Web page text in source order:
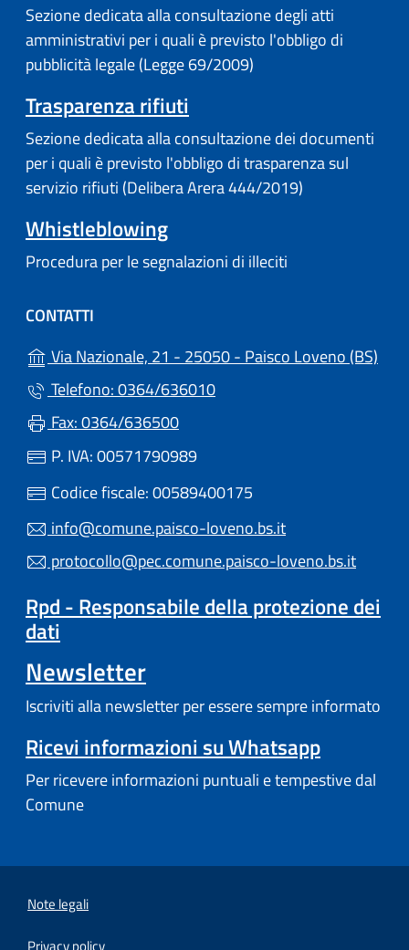
Sezione dedicata alla consultazione degli atti
amministrativi per i quali è previsto l'obbligo di
pubblicità legale (Legge 69/2009)
Trasparenza rifiuti
Sezione dedicata alla consultazione dei documenti
per i quali è previsto l'obbligo di trasparenza sul
servizio rifiuti (Delibera Arera 444/2019)
Whistleblowing
Procedura per le segnalazioni di illeciti
CONTATTI
Via Nazionale, 21 - 25050 - Paisco Loveno (BS)
Telefono: 0364/636010
Fax: 0364/636500
P. IVA: 00571790989
Codice fiscale: 00589400175
info@comune.paisco-loveno.bs.it
protocollo@pec.comune.paisco-loveno.bs.it
Rpd - Responsabile della protezione dei
dati
Newsletter
Iscriviti alla newsletter per essere sempre informato
Ricevi informazioni su Whatsapp
Per ricevere informazioni puntuali e tempestive dal
Comune
Note legali